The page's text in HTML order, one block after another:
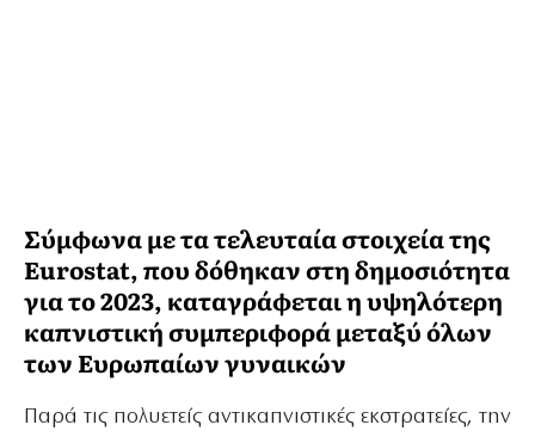
Σύμφωνα με τα τελευταία στοιχεία της
Eurostat, που δόθηκαν στη δημοσιότητα
για το 2023, καταγράφεται η υψηλότερη
καπνιστική συμπεριφορά μεταξύ όλων
των Ευρωπαίων γυναικών
Παρά τις πολυετείς αντικαπνιστικές εκστρατείες, την